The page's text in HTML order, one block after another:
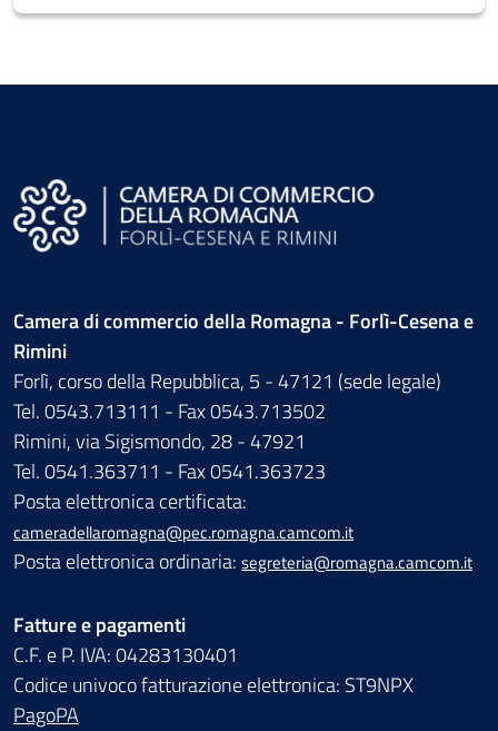
Camera di commercio della Romagna - Forlì-Cesena e
Rimini
Forlì, corso della Repubblica, 5 - 47121 (sede legale)
Tel. 0543.713111 - Fax 0543.713502
Rimini, via Sigismondo, 28 - 47921
Tel. 0541.363711 - Fax 0541.363723
Posta elettronica certificata:
cameradellaromagna@pec.romagna.camcom.it
Posta elettronica ordinaria: segreteria@romagna.camcom.it
Fatture e pagamenti
C.F. e P. IVA: 04283130401
Codice univoco fatturazione elettronica: ST9NPX
PagoPA